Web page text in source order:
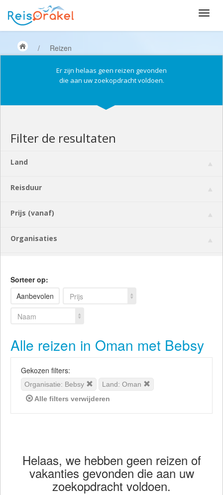
/ Reizen
Er zijn helaas geen reizen gevonden
die aan uw zoekopdracht voldoen.
Filter de resultaten
Land
Reisduur
Prijs (vanaf)
Organisaties
Sorteer op:
Aanbevolen
Prijs
Naam
Alle reizen in Oman met Bebsy
Gekozen filters:
Organisatie: Bebsy
Land: Oman
Alle filters verwijderen
Helaas, we hebben geen reizen of
vakanties gevonden die aan uw
zoekopdracht voldoen.